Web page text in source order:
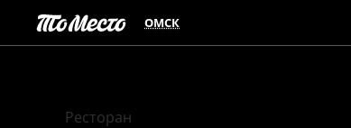
ОМСК
Ресторан